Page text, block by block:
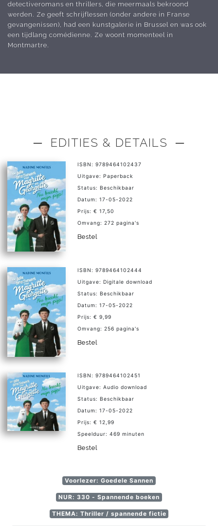
detectiveromans en thrillers, die meermaals bekroond
werden. Ze geeft schrijflessen (onder andere in Franse
gevangenissen), had een kunstgalerie in Brussel en was ook
een tijdlang comédienne. Ze woont momenteel in
Montmartre.
─ EDITIES & DETAILS ─
ISBN: 9789464102437
Uitgave: Paperback
Status: Beschikbaar
Datum: 17-05-2022
Prijs: € 17,50
Omvang: 272 pagina's
Bestel
ISBN: 9789464102444
Uitgave: Digitale download
Status: Beschikbaar
Datum: 17-05-2022
Prijs: € 9,99
Omvang: 256 pagina's
Bestel
ISBN: 9789464102451
Uitgave: Audio download
Status: Beschikbaar
Datum: 17-05-2022
Prijs: € 12,99
Speelduur: 469 minuten
Bestel
Voorlezer: Goedele Sannen
NUR: 330 - Spannende boeken
THEMA: Thriller / spannende fictie